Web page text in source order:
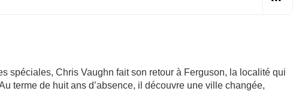
spéciales, Chris Vaughn fait son retour à Ferguson, la localité qui
terme de huit ans d’absence, il découvre une ville changée,